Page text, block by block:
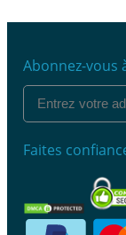
Abonnez-
Faites